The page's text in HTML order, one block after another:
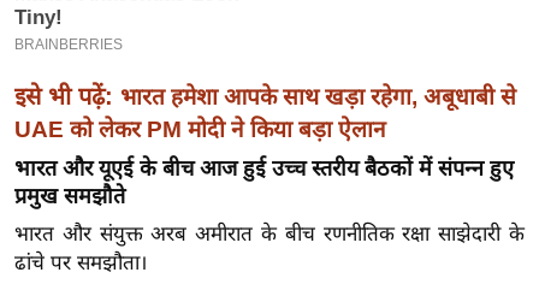
ल
बे
मि
सा
ल
श
ख्सि
य
इसे भी पढ़ें: भारत हमेशा आपके साथ खड़ा रहेगा, अबूधाबी से
UAE को लेकर PM मोदी ने किया बड़ा ऐलान
भारत और यूएई के बीच आज हुई उच्च स्तरीय बैठकों में संपन्न हुए
प्रमुख समझौते
भारत और संयुक्त अरब अमीरात के बीच रणनीतिक रक्षा साझेदारी के
ढांचे पर समझौता।